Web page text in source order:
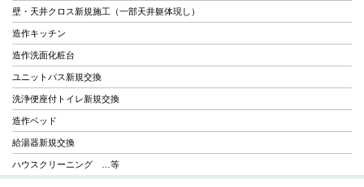
壁・天井クロス新規施工（一部天井躯体現し）
造作キッチン
造作洗面化粧台
ユニットバス新規交換
洗浄便座付トイレ新規交換
造作ベッド
給湯器新規交換
ハウスクリーニング …等